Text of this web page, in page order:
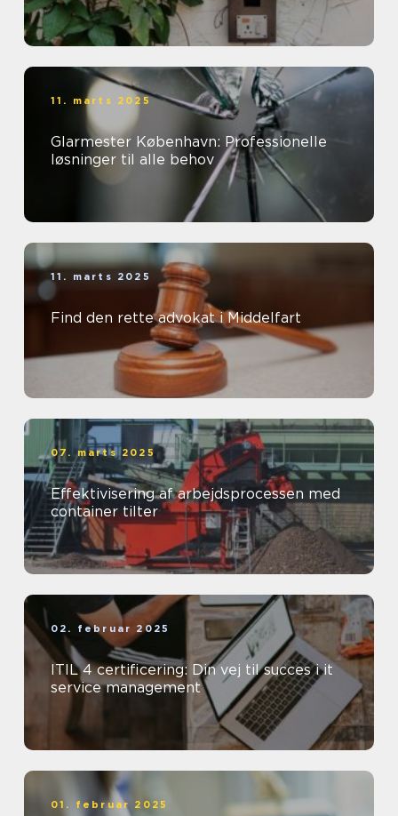
11. marts 2025
Glarmester København: Professionelle
løsninger til alle behov
11. marts 2025
Find den rette advokat i Middelfart
07. marts 2025
Effektivisering af arbejdsprocessen med
container tilter
02. februar 2025
ITIL 4 certificering: Din vej til succes i it
service management
01. februar 2025